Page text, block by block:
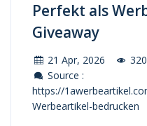
Perfekt als
Giveaway
21 Apr, 2026
Source :
https://
Werbeartikel-bedrucken